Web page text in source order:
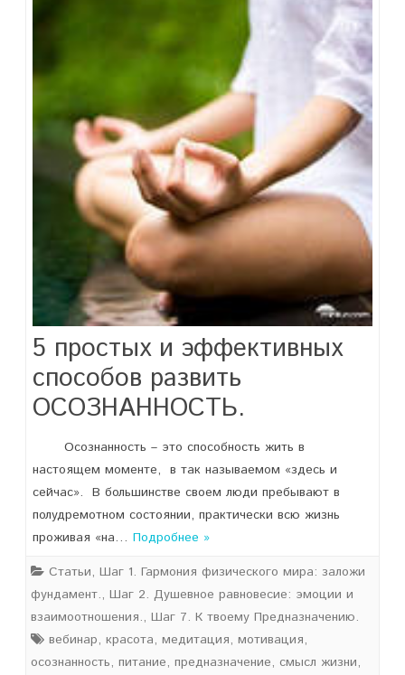
5 простых и эффективных
способов развить
ОСОЗНАННОСТЬ.
Осознанность – это способность жить в
настоящем моменте, в так называемом «здесь и
сейчас». В большинстве своем люди пребывают в
полудремотном состоянии, практически всю жизнь
проживая «на… Подробнее »
Статьи, Шаг 1. Гармония физического мира: заложи
фундамент., Шаг 2. Душевное равновесие: эмоции и
взаимоотношения., Шаг 7. К твоему Предназначению.
вебинар, красота, медитация, мотивация,
осознанность, питание, предназначение, смысл жизни,